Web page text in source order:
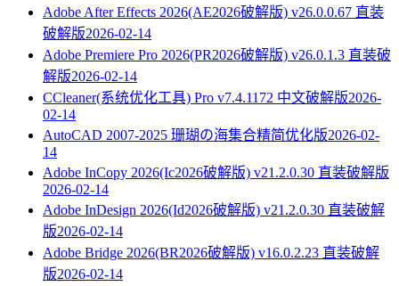
Adobe After Effects 2026(AE2026破解版) v26.0.0.67 直装
破解版2026-02-14
Adobe Premiere Pro 2026(PR2026破解版) v26.0.1.3 直装破
解版2026-02-14
CCleaner(系统优化工具) Pro v7.4.1172 中文破解版2026-
02-14
AutoCAD 2007-2025 珊瑚の海集合精简优化版2026-02-
14
Adobe InCopy 2026(Ic2026破解版) v21.2.0.30 直装破解版
2026-02-14
Adobe InDesign 2026(Id2026破解版) v21.2.0.30 直装破解
版2026-02-14
Adobe Bridge 2026(BR2026破解版) v16.0.2.23 直装破解
版2026-02-14